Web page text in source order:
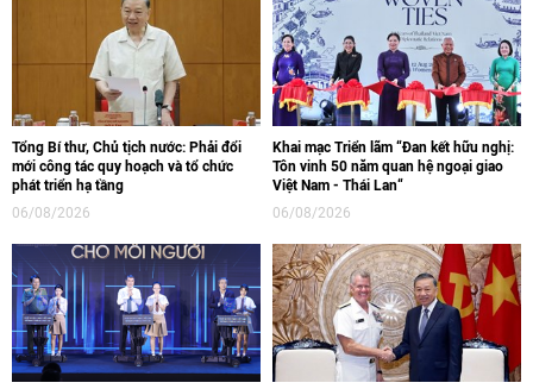
Tổng Bí thư, Chủ tịch nước: Phải đổi
mới công tác quy hoạch và tổ chức
phát triển hạ tầng
06/08/2026
Khai mạc Triển lãm “Đan kết hữu nghị:
Tôn vinh 50 năm quan hệ ngoại giao
Việt Nam - Thái Lan“
06/08/2026